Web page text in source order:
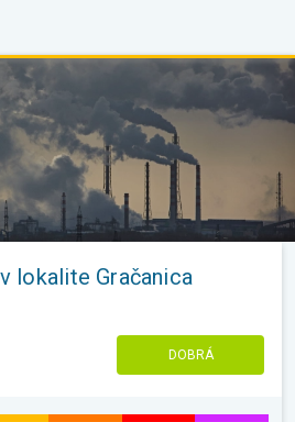
lokalite Gračanica
DOBRÁ